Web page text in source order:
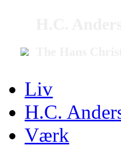
Liv
H.C.
Værk